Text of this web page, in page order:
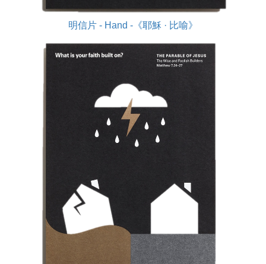
明信片 - Hand -《耶穌 · 比喻》